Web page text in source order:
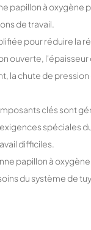
papillon à
de travail.
pour réduire la
ouverte, l'épaisseur
la chute de
clés sont
spéciales
difficiles.
papillon à
du système de